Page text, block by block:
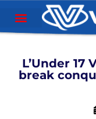
L’Under 17
break